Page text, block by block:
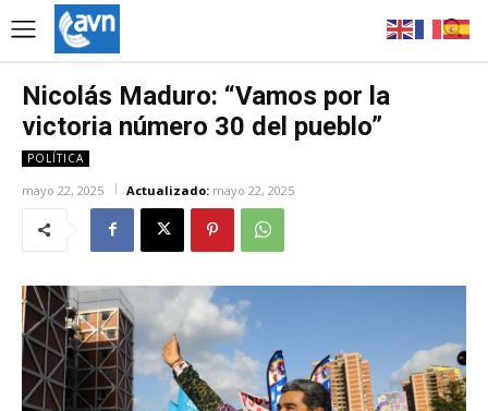
Nicolás Maduro: “Vamos por la
victoria número 30 del pueblo”
POLÍTICA
mayo 22, 2025 Actualizado: mayo 22, 2025